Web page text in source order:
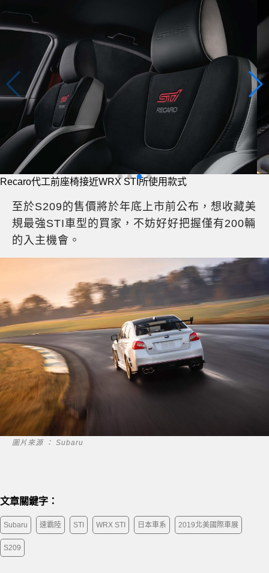
Recaro代工前座椅接近WRX STI所使用款式
至於S209的售價將於年底上市前公布，想收藏美
規最強STI車型的買家，不妨好好把握僅有200輛
的入主機會。
圖片來源 ： Subaru
文章關鍵字：
Subaru 速霸陸 STI WRX STI 日本車系 2019北美國際車展
S209